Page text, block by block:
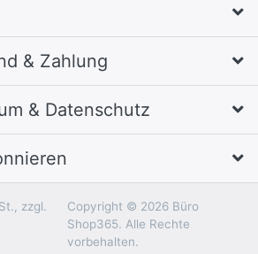
& Zahlung
& Datenschutz
zzgl.
Copyright © 2026 Büro
Shop365. Alle Rechte
vorbehalten.